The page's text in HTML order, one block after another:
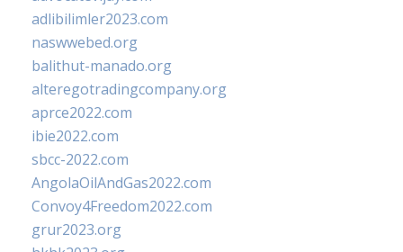
adlibilimler2023.com
naswwebed.org
balithut-manado.org
alteregotradingcompany.org
aprce2022.com
ibie2022.com
sbcc-2022.com
AngolaOilAndGas2022.com
Convoy4Freedom2022.com
grur2023.org